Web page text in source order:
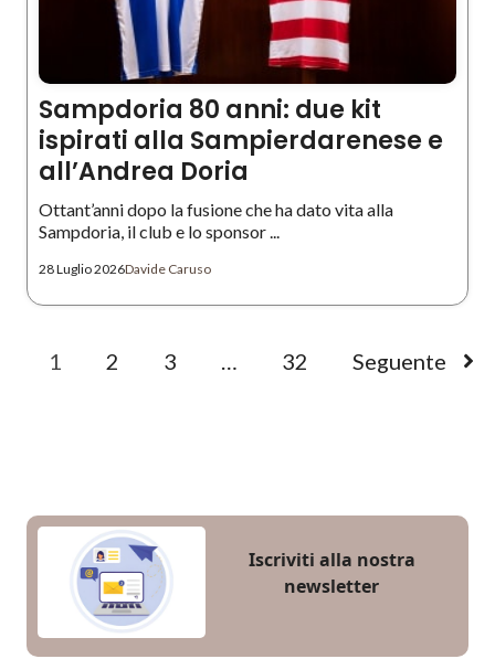
Sampdoria 80 anni: due kit
ispirati alla Sampierdarenese e
all’Andrea Doria
Ottant’anni dopo la fusione che ha dato vita alla
Sampdoria, il club e lo sponsor ...
28 Luglio 2026Davide Caruso
1 2 3 … 32 Seguente
Iscriviti alla nostra
newsletter